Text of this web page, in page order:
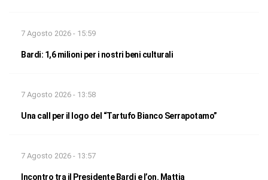
7 Agosto 2026 - 15:59
Bardi: 1,6 milioni per i nostri beni culturali
7 Agosto 2026 - 13:58
Una call per il logo del “Tartufo Bianco Serrapotamo”
7 Agosto 2026 - 13:57
Incontro tra il Presidente Bardi e l’on. Mattia